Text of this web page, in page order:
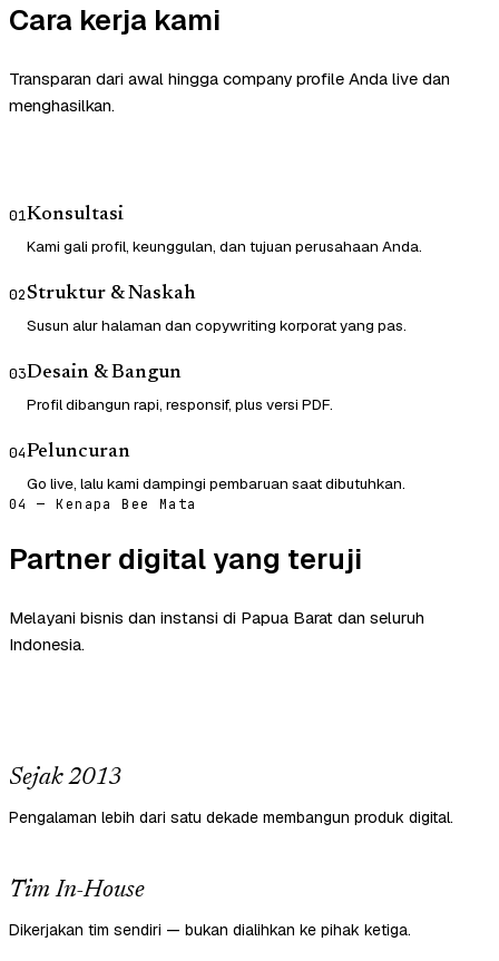
Cara kerja kami
Transparan dari awal hingga company profile Anda live dan
menghasilkan.
01Konsultasi
Kami gali profil, keunggulan, dan tujuan perusahaan Anda.
02Struktur & Naskah
Susun alur halaman dan copywriting korporat yang pas.
03Desain & Bangun
Profil dibangun rapi, responsif, plus versi PDF.
04Peluncuran
Go live, lalu kami dampingi pembaruan saat dibutuhkan.
04 — Kenapa Bee Mata
Partner digital yang teruji
Melayani bisnis dan instansi di Papua Barat dan seluruh
Indonesia.
Sejak 2013
Pengalaman lebih dari satu dekade membangun produk digital.
Tim In-House
Dikerjakan tim sendiri — bukan dialihkan ke pihak ketiga.